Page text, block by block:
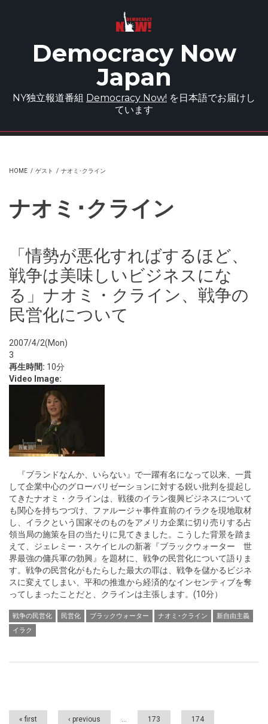
Democracy Now
Japan
NY独立報道番組 Democracy Now! を日本語でお届けし
ています
HOME / ゲスト / ナオミ･クライン
ナオミ･クライン
「情勢が悪化すればするほど、
戦争は美味しいビジネスにな
る」ナオミ・クライン、戦争の
民営化について
2007/4/2(Mon)
3
再生時間: 10分
Video Image:
『ブランドなんか、いらない』で一躍有名になって以来、一貫
して企業中心のグローバリゼーションに対する鋭い批判を提起し
てきたナオミ・クラインは、戦後のイラン復興ビジネスについて
も関心を持ちつづけ、ファルージャ事件直前のイラクを現地取材
し、イラクという国家そのものをアメリカ企業に切り売りする占
領当局の施策を目の当たりに見てきました。こうした背景を踏ま
えて、ジェレミー・スケイヒルの新著『ブラックウォーター 世
界最強の傭兵軍の勃興』を題材に、戦争の民営化について語りま
す。戦争の民営化がもたらした最大の罪は、戦争を儲かるビジネ
スに変えてしまい、平和の推進から経済的なインセンティブを奪
ってしまったことだと、クラインは主張します。(10分）
戦争の民営化 民営化 ブラックウォーター ナオミ･クライン
新自由主義
イラク
Pages
« first ‹ previous … 173 174